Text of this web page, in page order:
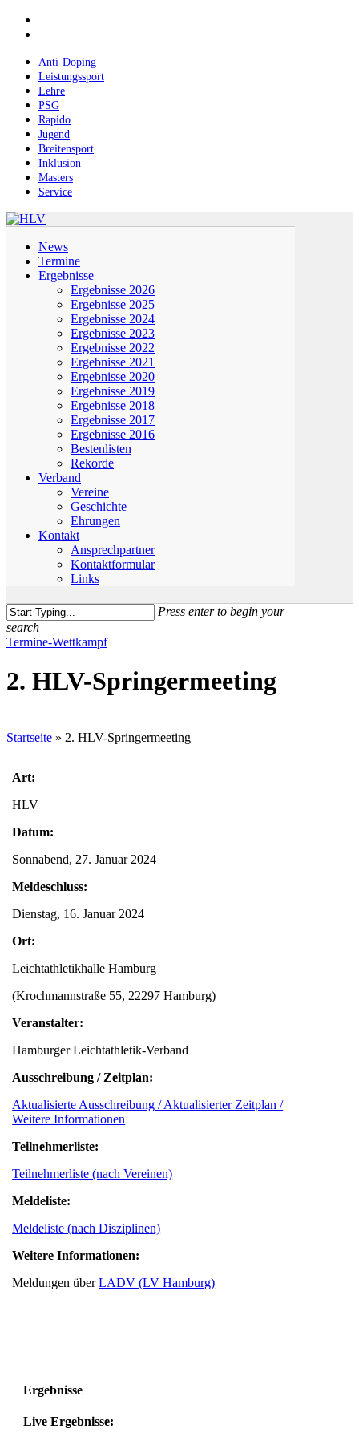
Skip
contentAnti-Doping
Leistungssport
Lehre
PSG
Rapido
Jugend
Breitensport
Inklusion
Masters
Service
News
Termine
Ergebnisse
Ergebnisse 2026
Ergebnisse 2025
Ergebnisse 2024
Ergebnisse 2023
Ergebnisse 2022
Ergebnisse 2021
Ergebnisse 2020
Ergebnisse 2019
Ergebnisse 2018
Ergebnisse 2017
Ergebnisse 2016
Bestenlisten
Rekorde
Verband
Vereine
Geschichte
Ehrungen
Kontakt
Ansprechpartner
Kontaktformular
Links
Press enter to begin your
search
Close
Termine-Wettkampf
2. HLV-Springermeeting
Startseite » 2. HLV-Springermeeting
Art:
HLV
Datum:
Sonnabend, 27. Januar 2024
Meldeschluss:
Dienstag, 16. Januar 2024
Ort:
Leichtathletikhalle Hamburg
(Krochmannstraße 55, 22297 Hamburg)
Veranstalter:
Hamburger Leichtathletik-Verband
Ausschreibung / Zeitplan:
Aktualisierte Ausschreibung / Aktualisierter Zeitplan /
Weitere Informationen
Teilnehmerliste:
Teilnehmerliste (nach Vereinen)
Meldeliste:
Meldeliste (nach Disziplinen)
Weitere Informationen:
Meldungen überLADV (LV Hamburg)
Ergebnisse
Live Ergebnisse: